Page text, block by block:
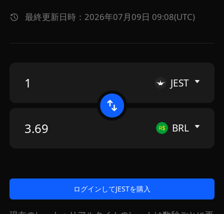
最終更新日時：2026年07月09日 09:08(UTC)
JEST
BRL
ログインしてJESTを購入